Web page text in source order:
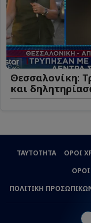
Θεσσαλονίκη:
και
ΤΑΥΤΟΤΗΤΑ ΟΡΟΙ
ΠΟΛΙΤΙΚΗ